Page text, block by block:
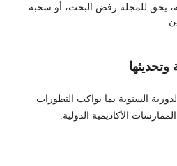
يحق للمجلة رفض البحث، أو سحبه
السنوية بما يواكب التطورات
الأكاديمية الدولية.